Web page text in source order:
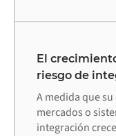
El
riesgo de
A medida que
mercados o
integración